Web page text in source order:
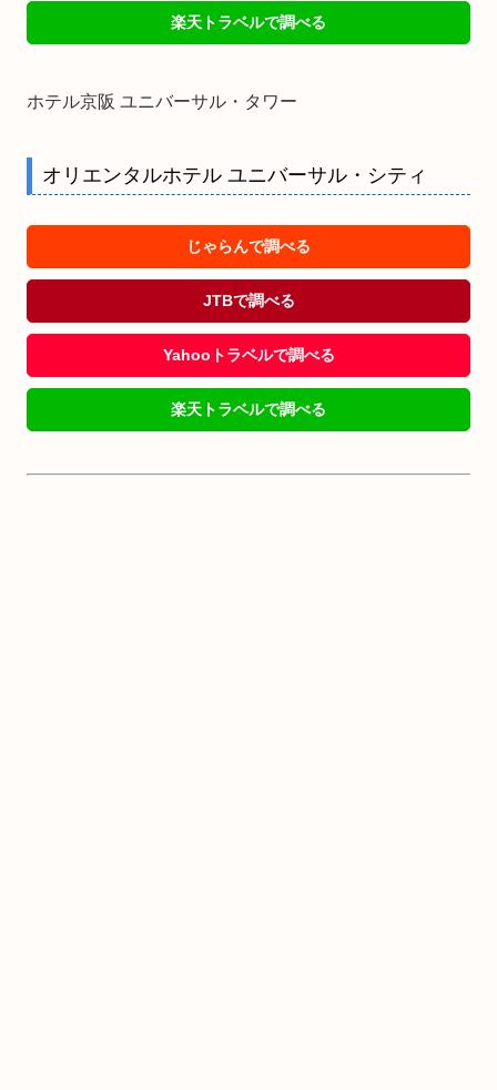
楽天トラベルで調べる
ホテル京阪 ユニバーサル・タワー
オリエンタルホテル ユニバーサル・シティ
じゃらんで調べる
JTBで調べる
Yahooトラベルで調べる
楽天トラベルで調べる